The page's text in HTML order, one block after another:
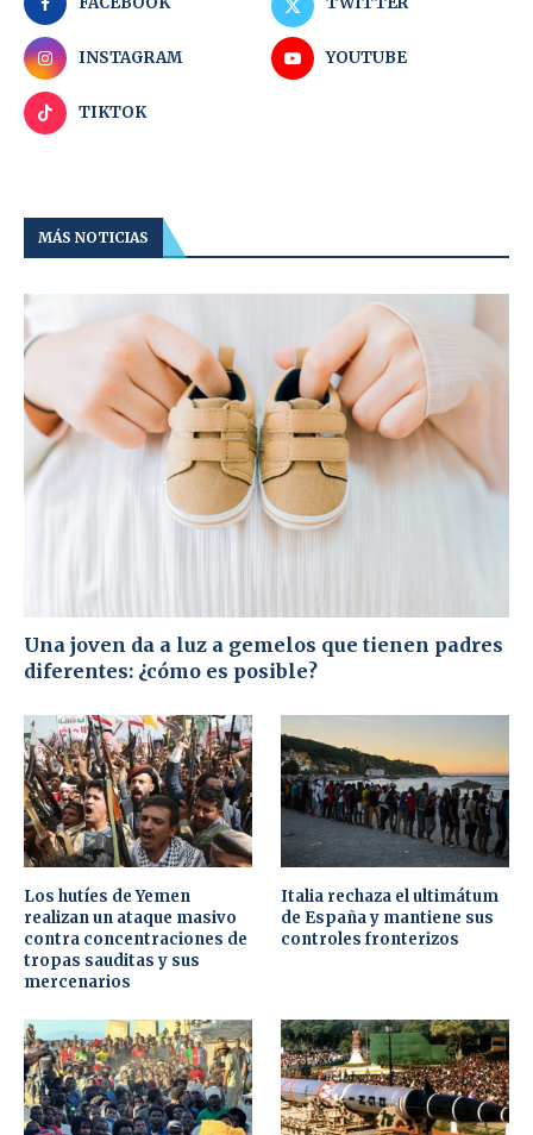
INSTAGRAM YOUTUBE
TIKTOK
MÁS NOTICIAS
Una joven da a luz a gemelos que tienen padres
diferentes: ¿cómo es posible?
Los hutíes de Yemen
realizan un ataque masivo
contra concentraciones de
tropas sauditas y sus
mercenarios
Italia rechaza el ultimátum
de España y mantiene sus
controles fronterizos